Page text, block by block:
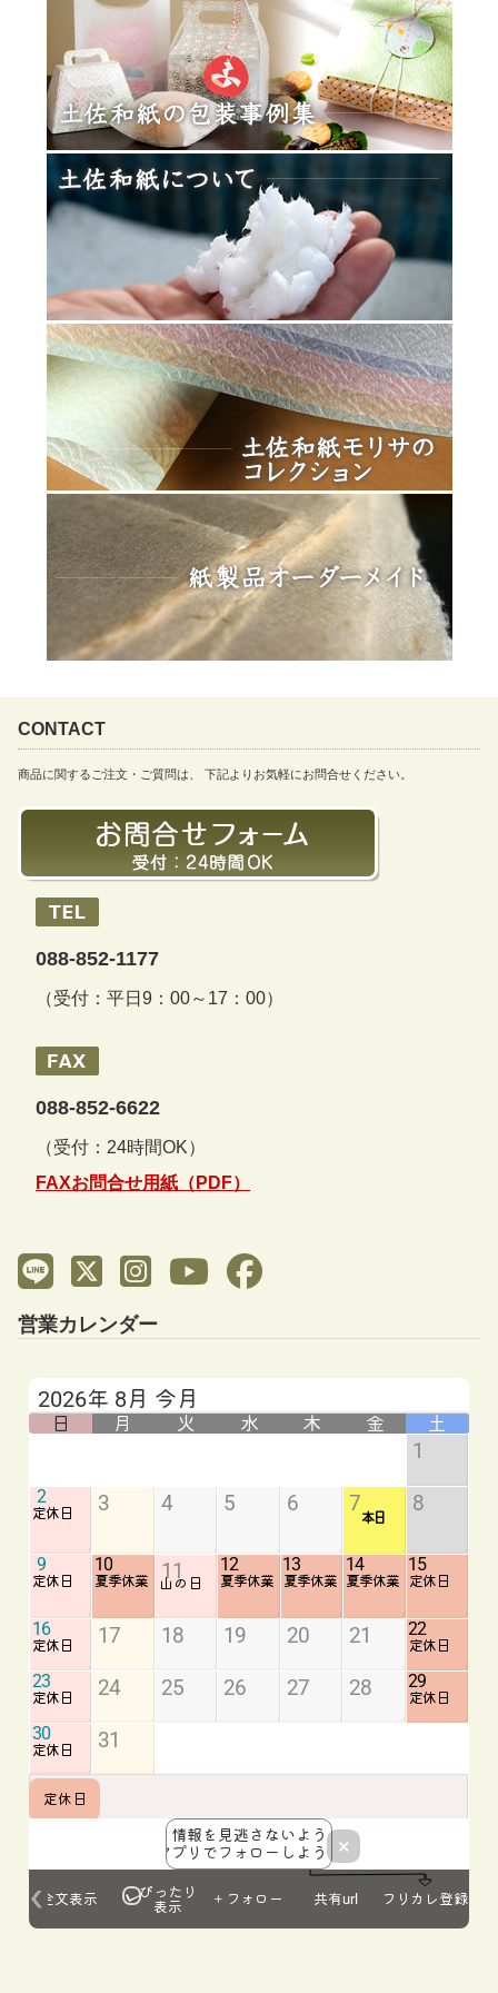
CONTACT
商品に関するご注文・ご質問は、 下記よりお気軽にお問合せください。
088-852-1177
（受付：平日9：00～17：00）
088-852-6622
（受付：24時間OK）
FAXお問合せ用紙（PDF）
営業カレンダー